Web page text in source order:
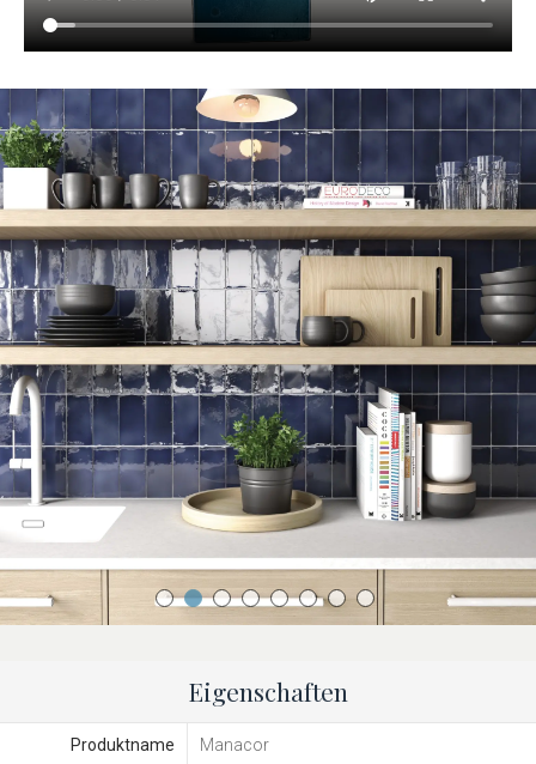
Eigenschaften
Produktname Manacor